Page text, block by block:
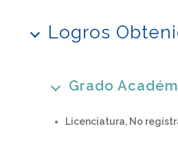
Logros
Grado
Licenciatura, No